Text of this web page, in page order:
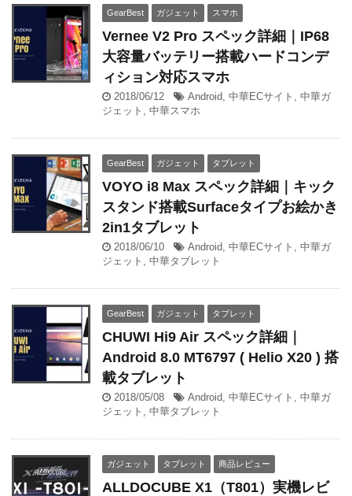
GearBest ガジェット スマホ
Vernee V2 Pro スペック詳細｜IP68
大容量バッテリー搭載ハードコンデ
ィション対応スマホ
2018/06/12 Android 中華ECサイト
中華ガ
ジェット
中華スマホ
GearBest ガジェット タブレット
VOYO i8 Max スペック詳細｜キック
スタンド搭載Surfaceタイプお絵かき
2in1タブレット
2018/06/10 Android 中華ECサイト
中華ガ
ジェット
中華タブレット
GearBest ガジェット タブレット
CHUWI Hi9 Air スペック詳細｜
Android 8.0 MT6797 ( Helio X20 ) 搭
載タブレット
2018/05/08 Android 中華ECサイト
中華ガ
ジェット
中華タブレット
ガジェット タブレット 商品レビュー
ALLDOCUBE X1（T801）実機レビ